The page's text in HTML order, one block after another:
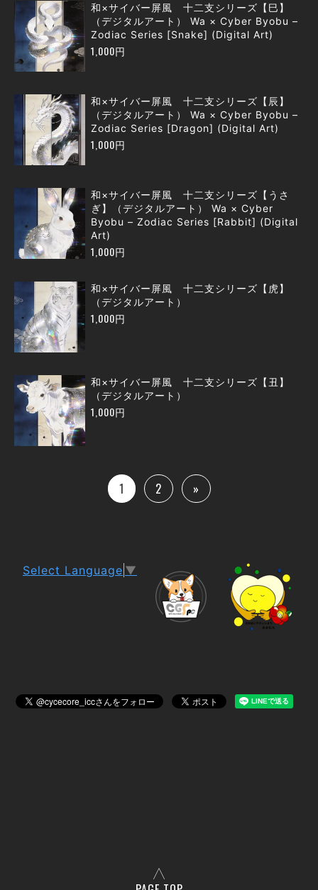
和×サイバー屏風 十二支シリーズ【巳】
（デジタルアート） Wa × Cyber Byobu –
Zodiac Series [Snake] (Digital Art)
1,000円
和×サイバー屏風 十二支シリーズ【辰】
（デジタルアート） Wa × Cyber Byobu –
Zodiac Series [Dragon] (Digital Art)
1,000円
和×サイバー屏風 十二支シリーズ【うさ
ぎ】（デジタルアート） Wa × Cyber
Byobu – Zodiac Series [Rabbit] (Digital
Art)
1,000円
和×サイバー屏風 十二支シリーズ【虎】
（デジタルアート）
1,000円
和×サイバー屏風 十二支シリーズ【丑】
（デジタルアート）
1,000円
1 2 »
Select Language ▼